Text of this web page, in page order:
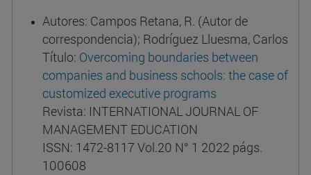
Autores: Campos Retana, R. (Autor de
correspondencia); Rodríguez Lluesma, Carlos
Título: Overcoming boundaries between
companies and business schools: the case of
customized executive programs
Revista: INTERNATIONAL JOURNAL OF
MANAGEMENT EDUCATION
ISSN: 1472-8117 Vol.20 N° 1 2022 págs.
100608